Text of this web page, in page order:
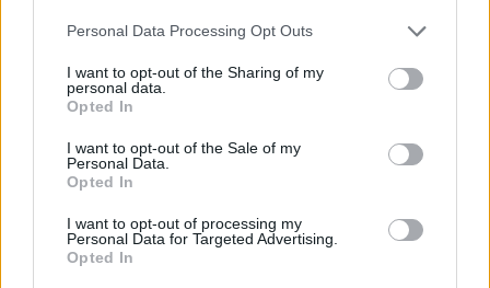
Personal Data Processing Opt Outs
I want to opt-out of the Sharing of my
personal data.
Opted In
I want to opt-out of the Sale of my
Personal Data.
Opted In
I want to opt-out of processing my
Personal Data for Targeted Advertising.
Opted In
ΜΠΟΡΕΙ ΝΑ ΣΑΣ ΕΝΔΙΑΦΕΡΕΙ